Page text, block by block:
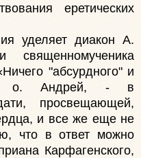
еретических
уделяет диакон А.
священномученика
"абсурдного" и
о. Андрей, - в
просвещающей,
и все же еще не
что в ответ можно
Карфагенского,